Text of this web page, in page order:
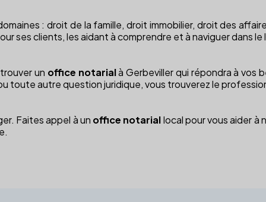
: droit de la famille, droit immobilier, droit des
ses clients, les aidant à comprendre et à naviguer dans
un office notarialà Gerbeviller qui répondra à vos
toute autre question juridique, vous trouverez le
Faites appel à un office notariallocal pour vous aider à